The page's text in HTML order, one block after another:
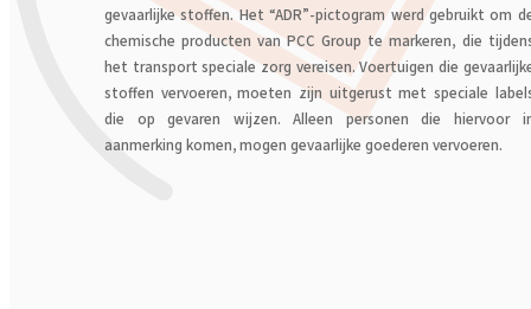
gevaarlijke stoffen. Het “ADR”-pictogram werd gebruikt om
chemische producten van PCC Group te markeren, die
het transport speciale zorg vereisen. Voertuigen die
stoffen vervoeren, moeten zijn uitgerust met speciale
die op gevaren wijzen. Alleen personen die hiervoor
aanmerking komen, mogen gevaarlijke goederen vervoeren.